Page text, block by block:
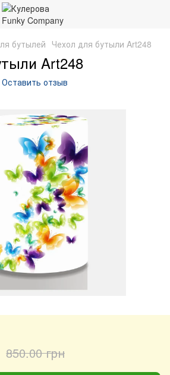
бутылей Чехол для бутыли Art248
Art248
Оставить отзыв
850.00 грн